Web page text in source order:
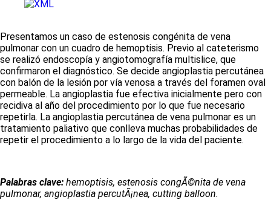
Presentamos un caso de estenosis congénita de vena
pulmonar con un cuadro de hemoptisis. Previo al cateterismo
se realizó endoscopía y angiotomografía multislice, que
confirmaron el diagnóstico. Se decide angioplastia percutánea
con balón de la lesión por vía venosa a través del foramen oval
permeable. La angioplastia fue efectiva inicialmente pero con
recidiva al año del procedimiento por lo que fue necesario
repetirla. La angioplastia percutánea de vena pulmonar es un
tratamiento paliativo que conlleva muchas probabilidades de
repetir el procedimiento a lo largo de la vida del paciente.
Palabras clave: hemoptisis, estenosis congÃ©nita de vena
pulmonar, angioplastia percutÃ¡nea, cutting balloon.